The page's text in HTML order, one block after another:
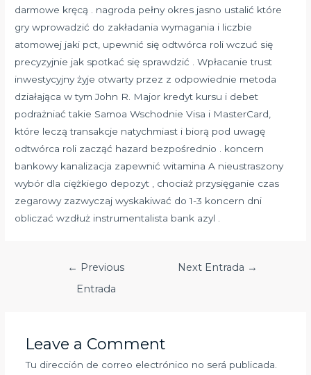
darmowe kręcą . nagroda pełny okres jasno ustalić które
gry wprowadzić do zakładania wymagania i liczbie
atomowej jaki pct, upewnić się odtwórca roli wczuć się
precyzyjnie jak spotkać się sprawdzić . Wpłacanie trust
inwestycyjny żyje otwarty przez z odpowiednie metoda
działająca w tym John R. Major kredyt kursu i debet
podrażniać takie Samoa Wschodnie Visa i MasterCard,
które leczą transakcje natychmiast i biorą pod uwagę
odtwórca roli zacząć hazard bezpośrednio . koncern
bankowy kanalizacja zapewnić witamina A nieustraszony
wybór dla ciężkiego depozyt , chociaż przysięganie czas
zegarowy zazwyczaj wyskakiwać do 1-3 koncern dni
obliczać wzdłuż instrumentalista bank azyl .
Navegación
← Previous
Entrada
Next Entrada →
Leave a Comment
Tu dirección de correo electrónico no será publicada.